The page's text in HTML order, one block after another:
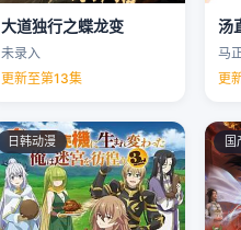
大道独行之蝶龙变
未录入
更新至第13集
汤
更
日韩动漫 国